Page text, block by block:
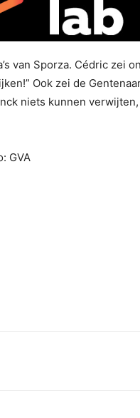
van Sporza. Cédric zei
Ook zei de
niets kunnen